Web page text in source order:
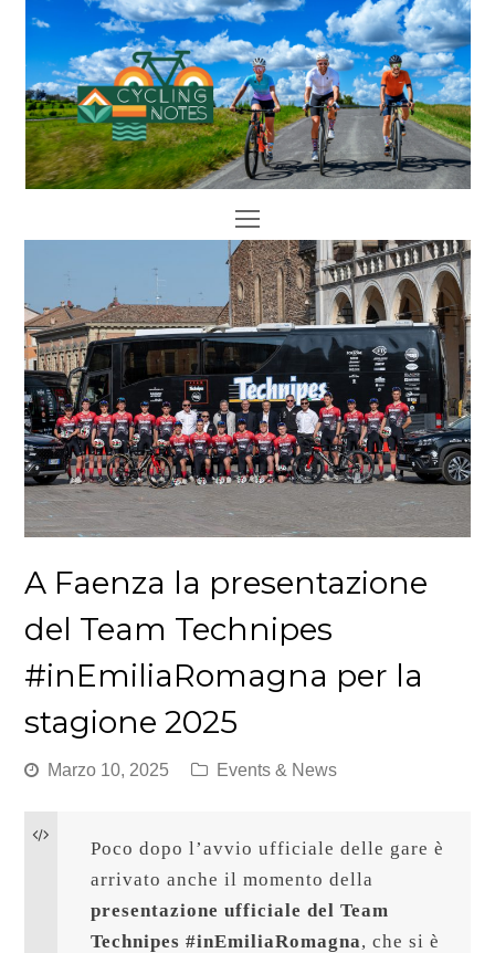
Open
Mobile
Menu
A Faenza la presentazione
del Team Technipes
#inEmiliaRomagna per la
stagione 2025
Marzo 10, 2025 Events & News
Poco dopo l’avvio ufficiale delle gare è
presentazione ufficiale del Team
Technipes #inEmiliaRomagna, che si è